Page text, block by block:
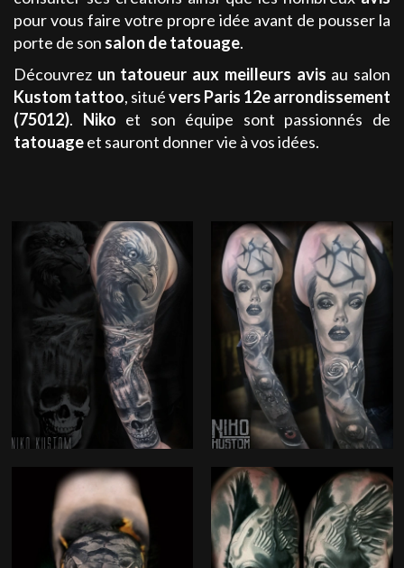
pour vous faire votre propre idée avant de pousser la
porte de son salon de tatouage.
Découvrez un tatoueur aux meilleurs avis au salon
Kustom tattoo, situévers Paris 12e arrondissement
(75012). Niko et son équipe sont passionnés de
tatouageet sauront donner vie à vos idées.